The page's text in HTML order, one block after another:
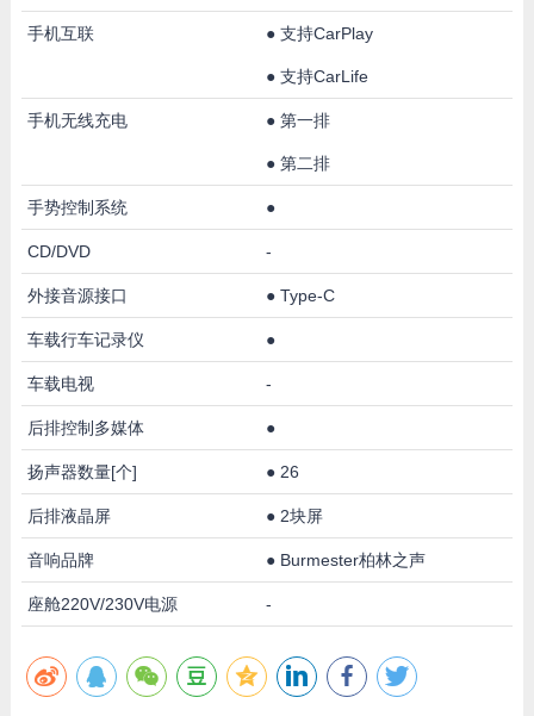
手机互联 ● 支持CarPlay
● 支持CarLife
手机无线充电 ● 第一排
● 第二排
手势控制系统 ●
CD/DVD -
外接音源接口 ● Type-C
车载行车记录仪 ●
车载电视 -
后排控制多媒体 ●
扬声器数量[个] ● 26
后排液晶屏 ● 2块屏
音响品牌 ● Burmester柏林之声
座舱220V/230V电源 -